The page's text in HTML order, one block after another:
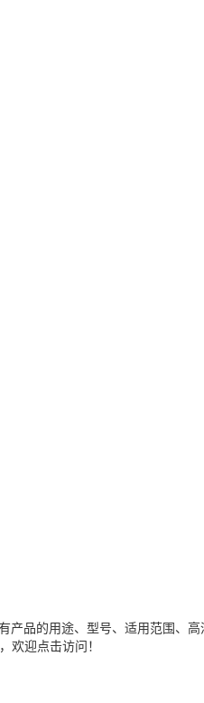
产品的用途、型号、适用范围、
欢迎点击访问！